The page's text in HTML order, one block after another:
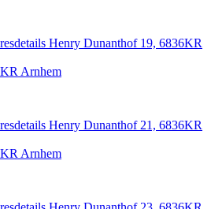
Henry Dunanthof 19, 6836KR
Arnhem
Henry Dunanthof 21, 6836KR
Arnhem